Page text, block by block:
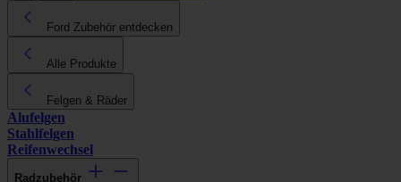
Ford Zubehör entdecken
Alle Produkte
Felgen & Räder
Alufelgen
Stahlfelgen
Reifenwechsel
Radzubehör